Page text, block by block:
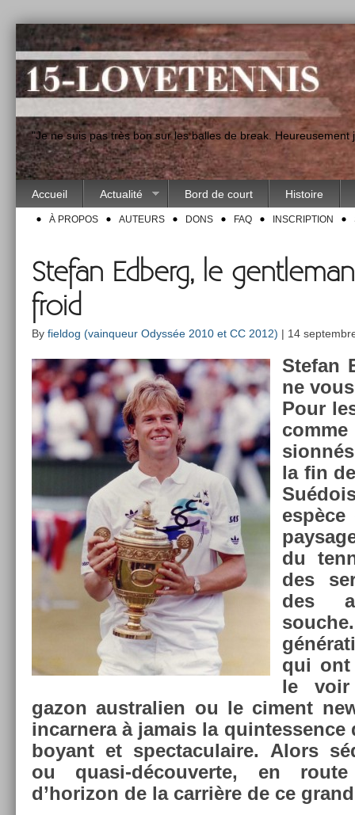
"Je ne suis pas très bon sur les balles de break.
Accueil Actualité Bord de court Histoire
À PROPOS AUTEURS DONS FAQ INSCRIPTION
Stefan Edberg, le
froid
By fieldog (vainqueur Odyssée 2010 et CC 2012) | 14
Stefan
ne
Pour
la fin
du
des
des
qui ont
le
gazon australi­en ou le ci­ment
in­car­nera à jamais la
boyant et spec­taculaire. Alors
ou quasi-découverte, en
d’horizon de la carrière de ce